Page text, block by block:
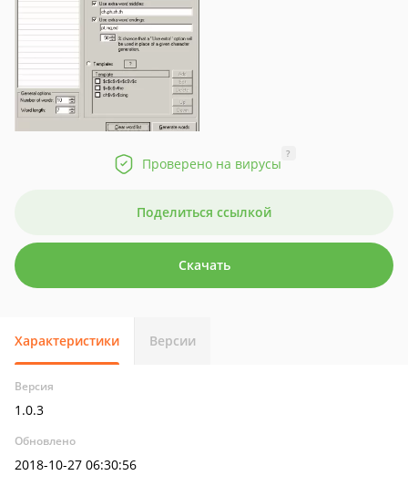
Проверено на вирусы
?
Поделиться ссылкой
Скачать
Характеристики Версии
Версия
1.0.3
Обновлено
2018-10-27 06:30:56